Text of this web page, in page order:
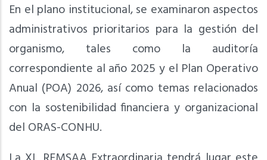
En el plano institucional, se examinaron aspectos
administrativos prioritarios para la gestión del
organismo, tales como la auditoría
correspondiente al año 2025 y el Plan Operativo
Anual (POA) 2026, así como temas relacionados
con la sostenibilidad financiera y organizacional
del ORAS-CONHU.